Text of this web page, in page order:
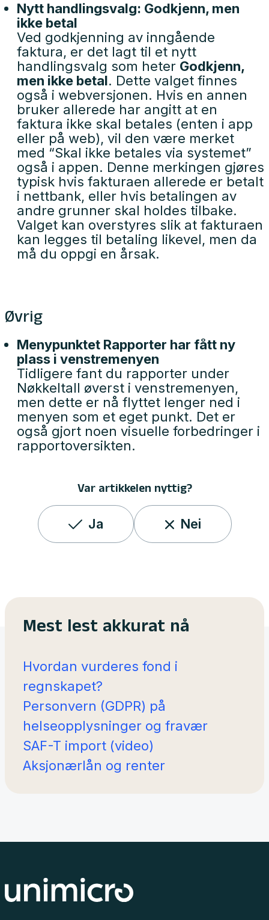
Nytt handlingsvalg: Godkjenn, men
ikke betal
Ved godkjenning av inngående
faktura, er det lagt til et nytt
handlingsvalg som heter Godkjenn,
men ikke betal. Dette valget finnes
også i webversjonen. Hvis en annen
bruker allerede har angitt at en
faktura ikke skal betales (enten i app
eller på web), vil den være merket
med “Skal ikke betales via systemet”
også i appen. Denne merkingen gjøres
typisk hvis fakturaen allerede er betalt
i nettbank, eller hvis betalingen av
andre grunner skal holdes tilbake.
Valget kan overstyres slik at fakturaen
kan legges til betaling likevel, men da
må du oppgi en årsak.
Øvrig
Menypunktet Rapporter har fått ny
plass i venstremenyen
Tidligere fant du rapporter under
Nøkkeltall øverst i venstremenyen,
men dette er nå flyttet lenger ned i
menyen som et eget punkt. Det er
også gjort noen visuelle forbedringer i
rapportoversikten.
Var artikkelen nyttig?
Ja Nei
Mest lest akkurat nå
Hvordan vurderes fond i
regnskapet?
Personvern (GDPR) på
helseopplysninger og fravær
SAF-T import (video)
Aksjonærlån og renter